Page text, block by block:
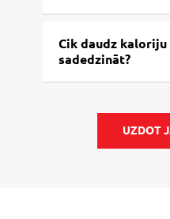
Cik daudz kaloriju
sadedzināt?
UZDOT